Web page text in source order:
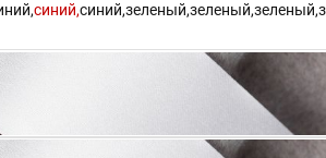
синий,синий,зеленый,зеленый,зеленый,